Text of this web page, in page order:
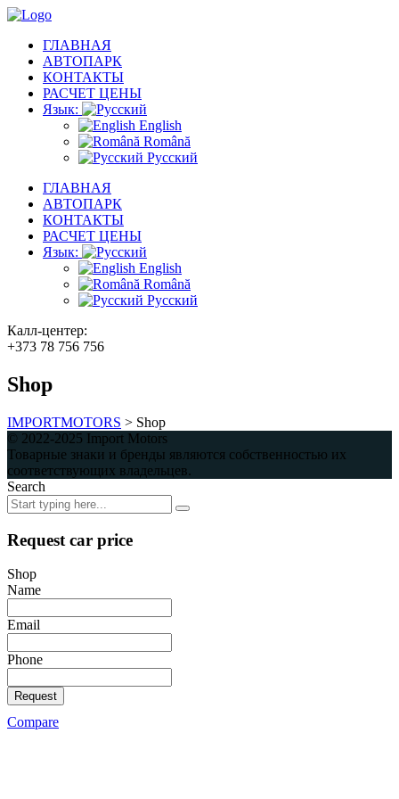
ГЛАВНАЯ
АВТОПАРК
КОНТАКТЫ
РАСЧЕТ ЦЕНЫ
Язык:
English
Română
Русский
ГЛАВНАЯ
АВТОПАРК
КОНТАКТЫ
РАСЧЕТ ЦЕНЫ
Язык:
English
Română
Русский
Калл-центер:
+373 78 756 756
Shop
IMPORTMOTORS > Shop
© 2022-2025 Import Motors
Товарные знаки и бренды являются собственностью их
соответствующих владельцев.
Search
Request car price
Shop
Name
Email
Phone
Request
Compare